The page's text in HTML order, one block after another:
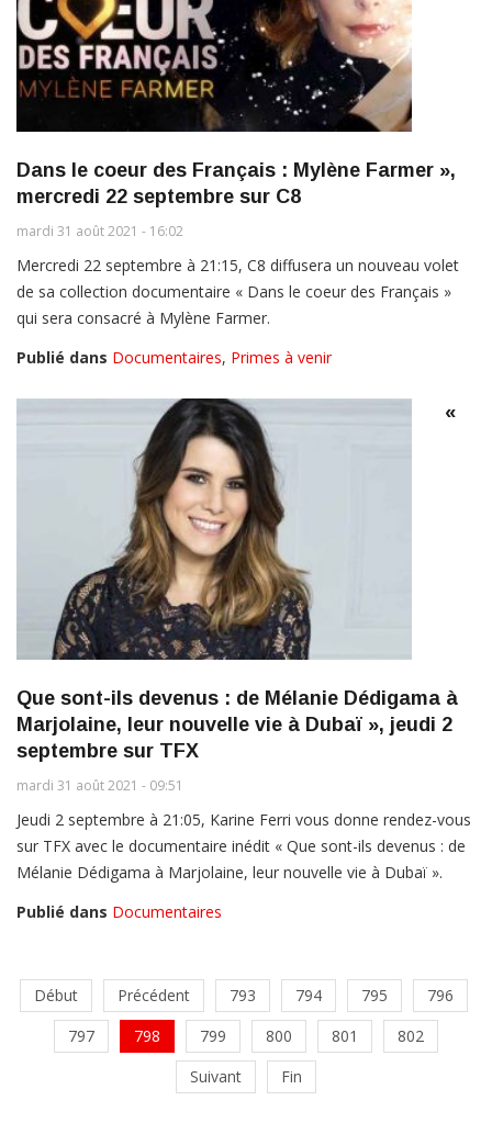
Dans le coeur des Français : Mylène Farmer »,
mercredi 22 septembre sur C8
mardi 31 août 2021 - 16:02
Mercredi 22 septembre à 21:15, C8 diffusera un nouveau volet
de sa collection documentaire « Dans le coeur des Français »
qui sera consacré à Mylène Farmer.
Publié dans Documentaires, Primes à venir
«
Que sont-ils devenus : de Mélanie Dédigama à
Marjolaine, leur nouvelle vie à Dubaï », jeudi 2
septembre sur TFX
mardi 31 août 2021 - 09:51
Jeudi 2 septembre à 21:05, Karine Ferri vous donne rendez-vous
sur TFX avec le documentaire inédit « Que sont-ils devenus : de
Mélanie Dédigama à Marjolaine, leur nouvelle vie à Dubaï ».
Publié dans Documentaires
Début Précédent 793 794 795
796
797
798 799 800 801
802
Suivant
Fin